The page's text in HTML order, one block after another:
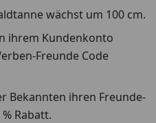
wächst um 100 cm.
ihrem Kundenkonto
Freunde Code
Bekannten ihren Freunde-
Rabatt.